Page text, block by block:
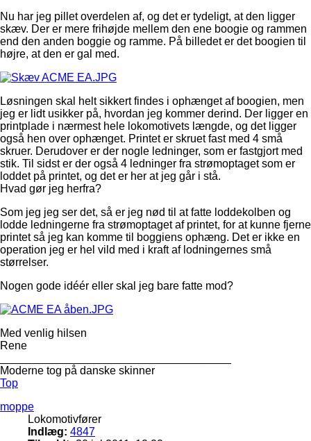
Nu har jeg pillet overdelen af, og det er tydeligt, at den ligger
skæv. Der er mere frihøjde mellem den ene boogie og rammen
end den anden boggie og ramme. På billedet er det boogien til
højre, at den er gal med.
Løsningen skal helt sikkert findes i ophænget af boogien, men
jeg er lidt usikker på, hvordan jeg kommer derind. Der ligger en
printplade i nærmest hele lokomotivets længde, og det ligger
også hen over ophænget. Printet er skruet fast med 4 små
skruer. Derudover er der nogle ledninger, som er fastgjort med
stik. Til sidst er der også 4 ledninger fra strømoptaget som er
loddet på printet, og det er her at jeg går i stå.
Hvad gør jeg herfra?
Som jeg jeg ser det, så er jeg nød til at fatte loddekolben og
lodde ledningerne fra strømoptaget af printet, for at kunne fjerne
printet så jeg kan komme til boggiens ophæng. Det er ikke en
operation jeg er hel vild med i kraft af lodningernes små
størrelser.
Nogen gode idéér eller skal jeg bare fatte mod?
Med venlig hilsen
Rene
Moderne tog på danske skinner
Top
moppe
Lokomotivfører
Indlæg: 4847